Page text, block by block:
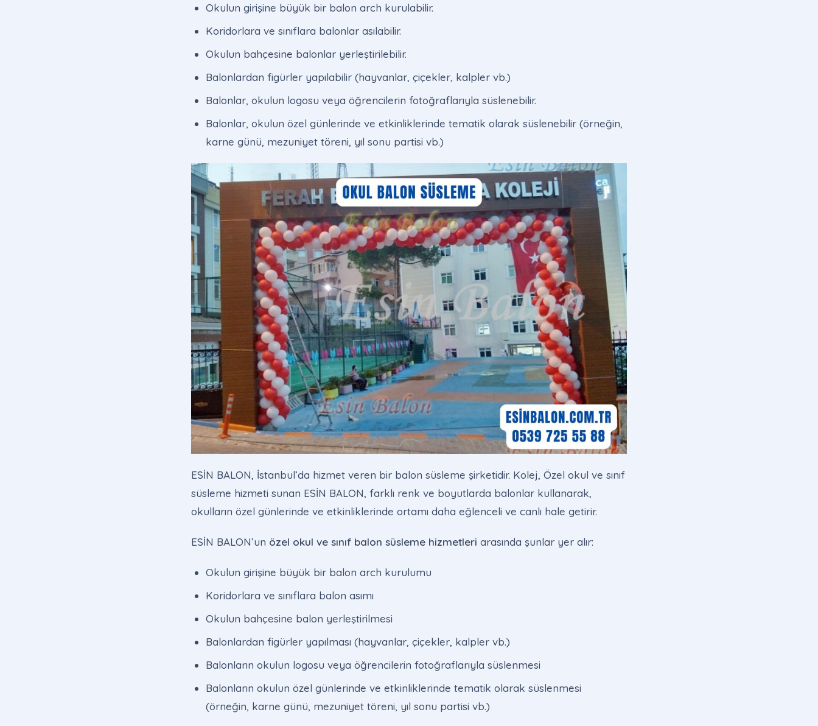
Okulun girişine büyük bir balon arch kurulabilir.
Koridorlara ve sınıflara balonlar asılabilir.
Okulun bahçesine balonlar yerleştirilebilir.
Balonlardan figürler yapılabilir (hayvanlar, çiçekler, kalpler vb.)
Balonlar, okulun logosu veya öğrencilerin fotoğraflarıyla süslenebilir.
Balonlar, okulun özel günlerinde ve etkinliklerinde tematik olarak süslenebilir (örneğin,
karne günü, mezuniyet töreni, yıl sonu partisi vb.)
ESİN BALON, İstanbul’da hizmet veren bir balon süsleme şirketidir. Kolej, Özel okul ve sınıf
süsleme hizmeti sunan ESİN BALON, farklı renk ve boyutlarda balonlar kullanarak,
okulların özel günlerinde ve etkinliklerinde ortamı daha eğlenceli ve canlı hale getirir.
ESİN BALON’un özel okul ve sınıf balon süsleme hizmetleri arasında şunlar yer alır:
Okulun girişine büyük bir balon arch kurulumu
Koridorlara ve sınıflara balon asımı
Okulun bahçesine balon yerleştirilmesi
Balonlardan figürler yapılması (hayvanlar, çiçekler, kalpler vb.)
Balonların okulun logosu veya öğrencilerin fotoğraflarıyla süslenmesi
Balonların okulun özel günlerinde ve etkinliklerinde tematik olarak süslenmesi
(örneğin, karne günü, mezuniyet töreni, yıl sonu partisi vb.)